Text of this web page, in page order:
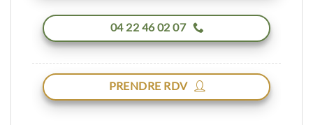
04 22 46 02 07
PRENDRE RDV